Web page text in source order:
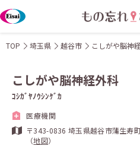
TOP 埼玉県 越谷市 こしがや脳神
こしがや脳神経外科
ｺｼｶﾞﾔﾉｳｼﾝｹﾞｶ
医療機関
〒343-0836 埼玉県越谷市蒲生寿
（地図）